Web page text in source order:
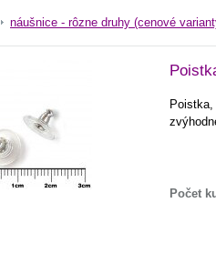
náušnice - rôzne druhy (cenové
Počet